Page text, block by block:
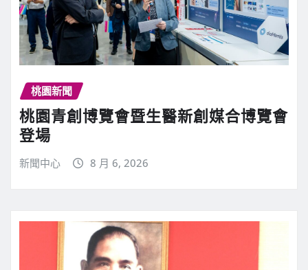
桃園新聞
桃園青創博覽會暨生醫新創媒合博覽會
登場
新聞中心 8 月 6, 2026